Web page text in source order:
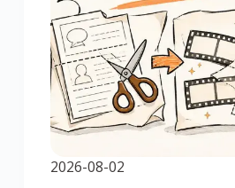
2026-08-02